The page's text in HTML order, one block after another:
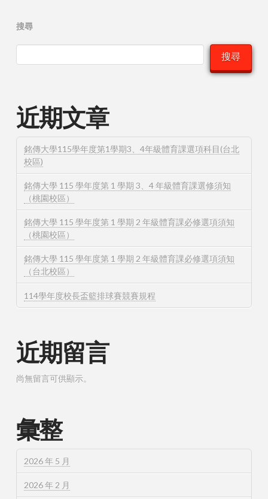
搜尋
搜尋
近期文章
銘傳大學115學年度第1學期3、4年級體育課選項科目(台北
校區)
銘傳大學 115 學年度第 1 學期 3、4 年級體育課選修須知
（桃園校區）
銘傳大學 115 學年度第 1 學期 2 年級體育課必修選項須知
（桃園校區）
銘傳大學 115 學年度第 1 學期 2 年級體育課必修選項須知
（台北校區）
114學年度校長盃籃排球賽競賽規程
近期留言
尚無留言可供顯示。
彙整
2026 年 5 月
2026 年 2 月